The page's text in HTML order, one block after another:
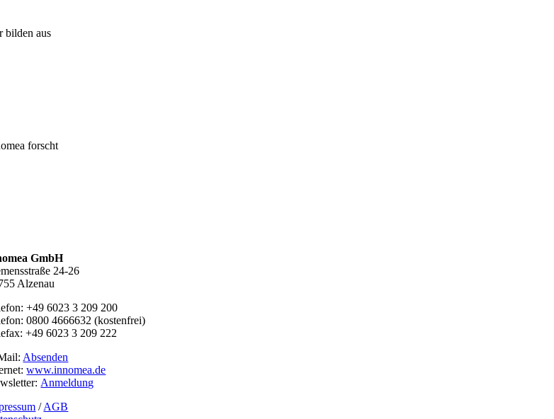
bilden aus
forscht
GmbH
24-26
Alzenau
+49 6023 3 209 200
0800 4666632 (kostenfrei)
+49 6023 3 209 222
Absenden
www.innomea.de
Anmeldung
/AGB